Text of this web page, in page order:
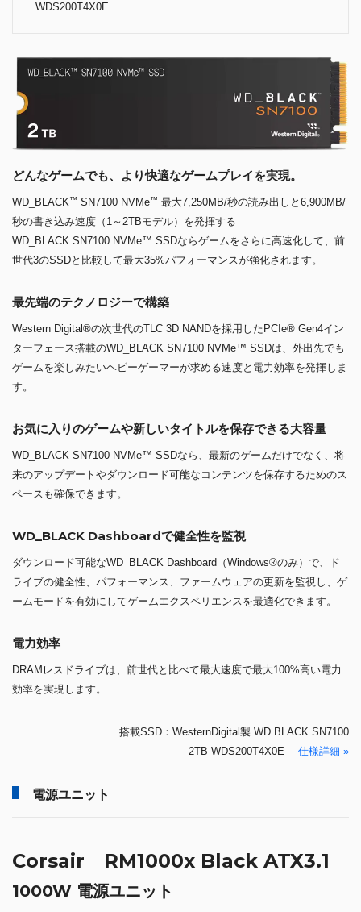
WDS200T4X0E
どんなゲームでも、より快適なゲームプレイを実現。
WD_BLACK™ SN7100 NVMe™ 最大7,250MB/秒の読み出しと6,900MB/
秒の書き込み速度（1～2TBモデル）を発揮する
WD_BLACK SN7100 NVMe™ SSDならゲームをさらに高速化して、前
世代3のSSDと比較して最大35%パフォーマンスが強化されます。
最先端のテクノロジーで構築
Western Digital®の次世代のTLC 3D NANDを採用したPCIe® Gen4イン
ターフェース搭載のWD_BLACK SN7100 NVMe™ SSDは、外出先でも
ゲームを楽しみたいヘビーゲーマーが求める速度と電力効率を発揮しま
す。
お気に入りのゲームや新しいタイトルを保存できる大容量
WD_BLACK SN7100 NVMe™ SSDなら、最新のゲームだけでなく、将
来のアップデートやダウンロード可能なコンテンツを保存するためのス
ペースも確保できます。
WD_BLACK Dashboardで健全性を監視
ダウンロード可能なWD_BLACK Dashboard（Windows®のみ）で、ド
ライブの健全性、パフォーマンス、ファームウェアの更新を監視し、ゲ
ームモードを有効にしてゲームエクスペリエンスを最適化できます。
電力効率
DRAMレスドライブは、前世代と比べて最大速度で最大100%高い電力
効率を実現します。
搭載SSD：WesternDigital製 WD BLACK SN7100
2TB WDS200T4X0E 仕様詳細 »
電源ユニット
Corsair RM1000x Black ATX3.1
1000W 電源ユニット